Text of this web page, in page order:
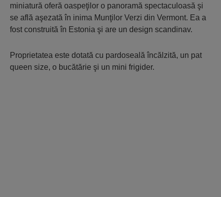
miniatură oferă oaspeţilor o panoramă spectaculoasă şi
se află aşezată în inima Munţilor Verzi din Vermont. Ea a
fost construită în Estonia şi are un design scandinav.
Proprietatea este dotată cu pardoseală încălzită, un pat
queen size, o bucătărie şi un mini frigider.